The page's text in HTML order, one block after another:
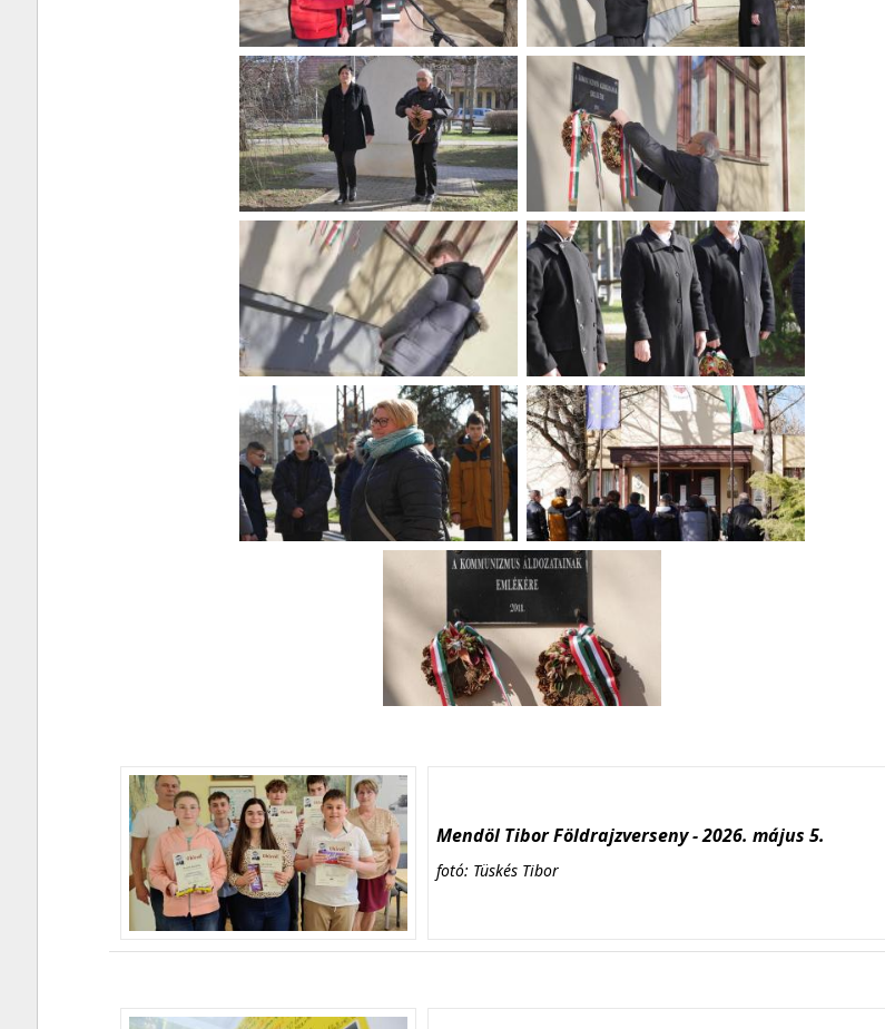
Mendöl Tibor Földrajzverseny - 2026. május 5.
fotó: Tüskés Tibor